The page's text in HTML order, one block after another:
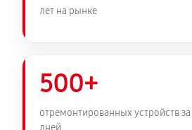
950 руб
12UGS212RU
1760 руб
Настройка Wi-Fi ноутбука MSI
лет на рынке
500+
отремонтированных устройств
дней